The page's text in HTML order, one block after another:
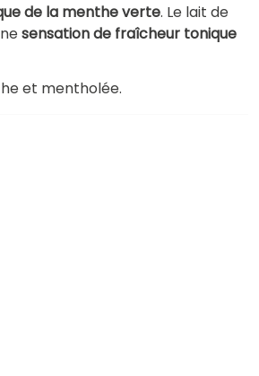
de la menthe verte. Le lait de
sensation de fraîcheur tonique
et mentholée.